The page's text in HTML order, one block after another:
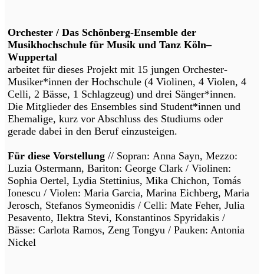
Orchester / Das Schönberg-Ensemble der
Musikhochschule für Musik und Tanz Köln–
Wuppertal
arbeitet für dieses Projekt mit 15 jungen Orchester-
Musiker*innen der Hochschule (4 Violinen, 4 Violen, 4
Celli, 2 Bässe, 1 Schlagzeug) und drei Sänger*innen.
Die Mitglieder des Ensembles sind Student*innen und
Ehemalige, kurz vor Abschluss des Studiums oder
gerade dabei in den Beruf einzusteigen.
Für diese Vorstellung // Sopran: Anna Sayn, Mezzo:
Luzia Ostermann, Bariton: George Clark / Violinen:
Sophia Oertel, Lydia Stettinius, Mika Chichon, Tomás
Ionescu / Violen: Maria Garcia, Marina Eichberg, Maria
Jerosch, Stefanos Symeonidis / Celli: Mate Feher, Julia
Pesavento, Ilektra Stevi, Konstantinos Spyridakis /
Bässe: Carlota Ramos, Zeng Tongyu / Pauken: Antonia
Nickel